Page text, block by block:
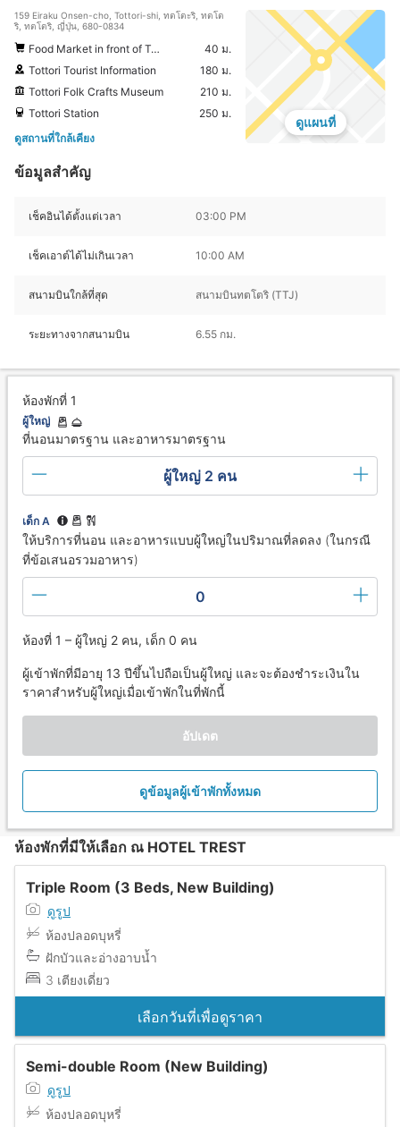
159 Eiraku Onsen-cho, Tottori-shi, ทตโตะริ, ทตโต
ริ, ทตโตริ, ญี่ปุ่น, 680-0834
Food Market in front of Tottori Station
40 ม.
Tottori Tourist Information
180 ม.
Tottori Folk Crafts Museum
210 ม.
Tottori Station
250 ม.
ดูสถานที่ใกล้เคียง
ดูแผนที่
ข้อมูลสำคัญ
เช็คอินได้ตั้งแต่เวลา 03:00 PM
เช็คเอาต์ได้ไม่เกินเวลา 10:00 AM
สนามบินใกล้ที่สุด สนามบินทตโตริ (TTJ)
ระยะทางจากสนามบิน 6.55 กม.
ห้องพักที่ 1
ผู้ใหญ่
ที่นอนมาตรฐาน และอาหารมาตรฐาน
ผู้ใหญ่ 2 คน
เด็ก A
ให้บริการที่นอน และอาหารแบบผู้ใหญ่ในปริมาณที่ลดลง (ในกรณี
ที่ข้อเสนอรวมอาหาร)
0
ห้องที่ 1 – ผู้ใหญ่ 2 คน, เด็ก 0 คน
ผู้เข้าพักที่มีอายุ 13 ปีขึ้นไปถือเป็นผู้ใหญ่ และจะต้องชำระเงินใน
ราคาสำหรับผู้ใหญ่เมื่อเข้าพักในที่พักนี้
อัปเดต
ดูข้อมูลผู้เข้าพักทั้งหมด
ห้องพักที่มีให้เลือก ณ HOTEL TREST
Triple Room (3 Beds, New Building)
ดูรูป
ห้องปลอดบุหรี่
ฝักบัวและอ่างอาบน้ำ
3 เตียงเดี่ยว
เลือกวันที่เพื่อดูราคา
Semi-double Room (New Building)
ดูรูป
ห้องปลอดบุหรี่